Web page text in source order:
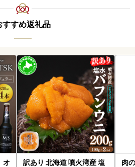
すすめ返礼品
オ
訳あり 北海道 噴火湾産 塩
肉